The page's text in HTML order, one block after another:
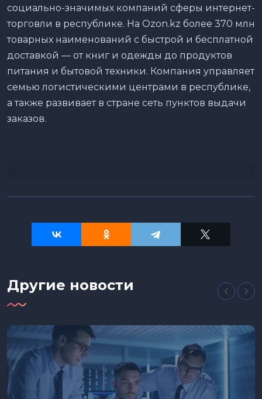
социально-значимых компаний сферы интернет-
торговли в республике. На Ozon.kz более 370 млн
товарных наименований с быстрой и бесплатной
доставкой — от книг и одежды до продуктов
питания и бытовой техники. Компания управляет
семью логистическими центрами в республике,
а также развивает в стране сеть пунктов выдачи
заказов.
Другие новости